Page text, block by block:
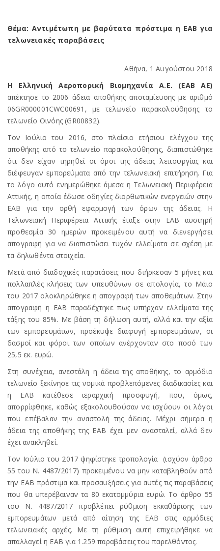
Θέμα: Αντιμέτωπη με βαρύτατα πρόστιμα η ΕΑΒ για
τελωνειακές παραβάσεις
Αθήνα, 1 Αυγούστου 2018
Η Ελληνική Αεροπορική Βιομηχανία Α.Ε. (ΕΑΒ ΑΕ)
απέκτησε το 2006 άδεια αποθήκης αποταμίευσης με αριθμό
06GR000001CWC00691, με τελωνείο παρακολούθησης το
τελωνείο Οινόης (GR00832).
Τον Ιούλιο του 2016, στο πλαίσιο ετήσιου ελέγχου της
αποθήκης από το τελωνείο παρακολούθησης, διαπιστώθηκε
ότι δεν είχαν τηρηθεί οι όροι της άδειας λειτουργίας και
διέφευγαν εμπορεύματα από την τελωνειακή επιτήρηση. Για
το λόγο αυτό ενημερώθηκε άμεσα η Τελωνειακή Περιφέρεια
Αττικής, η οποία έδωσε οδηγίες διορθωτικών ενεργειών στην
ΕΑΒ για την ορθή εφαρμογή των όρων της άδειας. Η
Τελωνειακή Περιφέρεια Αττικής έταξε στην ΕΑΒ αυστηρή
προθεσμία 30 ημερών προκειμένου αυτή να διενεργήσει
απογραφή για να διαπιστώσει τυχόν ελλείματα σε σχέση με
τα δηλωθέντα στοιχεία.
Μετά από διαδοχικές παρατάσεις που διήρκεσαν 5 μήνες και
πολλαπλές κλήσεις των υπευθύνων σε απολογία, το Μάιο
του 2017 ολοκληρώθηκε η απογραφή των αποθεμάτων. Στην
απογραφή η ΕΑΒ παραδέχτηκε πως υπήρχαν ελλείματα της
τάξης του 85%. Με βάση τη δήλωση αυτή, αλλά και την αξία
των εμπορευμάτων, προέκυψε διαφυγή εμπορευμάτων, οι
δασμοί και φόροι των οποίων ανέρχονταν στο ποσό των
25,5 εκ. ευρώ.
Στη συνέχεια, ανεστάλη η άδεια της αποθήκης, το αρμόδιο
τελωνείο ξεκίνησε τις νομικά προβλεπόμενες διαδικασίες και
η ΕΑΒ κατέθεσε ιεραρχική προσφυγή, που, όμως,
απορρίφθηκε, καθώς εξακολουθούσαν να ισχύουν οι λόγοι
που επέβαλαν την αναστολή της άδειας. Μέχρι σήμερα η
άδεια της αποθήκης της ΕΑΒ έχει μεν ανασταλεί, αλλά δεν
έχει ανακληθεί.
Τον Ιούλιο του 2017 ψηφίστηκε τροπολογία (ισχύον άρθρο
55 του Ν. 4487/2017) προκειμένου να μην καταβληθούν από
την ΕΑΒ πρόστιμα και προσαυξήσεις για αυτές τις παραβάσεις
που θα υπερέβαιναν τα 80 εκατομμύρια ευρώ. Το άρθρο 55
του Ν. 4487/2017 προβλέπει ρύθμιση εκκαθάρισης των
εμπορευμάτων μετά από αίτηση της ΕΑΒ στις αρμόδιες
τελωνειακές αρχές. Με τη ρύθμιση αυτή επιχειρήθηκε να
απαλλαγεί η ΕΑΒ για 1.259 παραβάσεις του παρελθόντος.